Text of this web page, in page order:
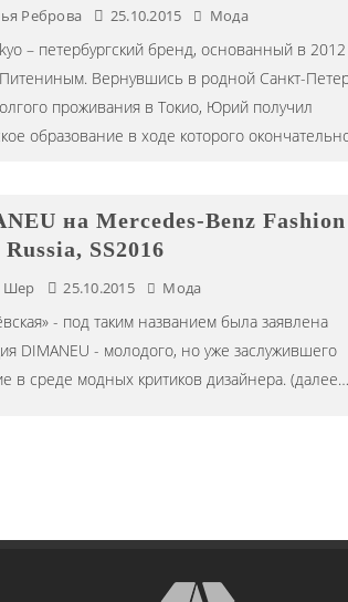
Реброва 25.10.2015 Мода
– петербургский бренд, основанный в 2012
Вернувшись в родной Санкт-
проживания в Токио, Юрий получил
образование в ходе которого
на Mercedes-Benz Fashion
SS2016
Шер 25.10.2015 Мода
- под таким названием была заявлена
DIMANEU - молодого, но уже заслужившего
в среде модных критиков дизайнера.